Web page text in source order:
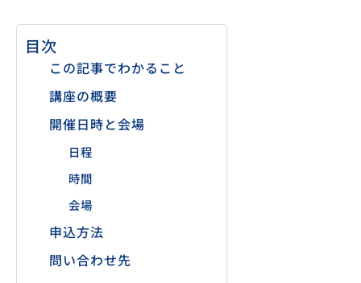
目次
この記事でわかること
講座の概要
開催日時と会場
日程
時間
会場
申込方法
問い合わせ先